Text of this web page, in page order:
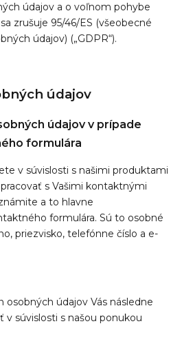
údajov a o voľnom pohybe
zrušuje 95/46/ES (všeobecné
údajov) („GDPR“).
údajov
údajov v prípade
formulára
v súvislosti s našimi produktami
s Vašimi kontaktnými
a to hlavne
formulára. Sú to osobné
priezvisko, telefónne číslo a e-
osobných údajov Vás následne
súvislosti s našou ponukou